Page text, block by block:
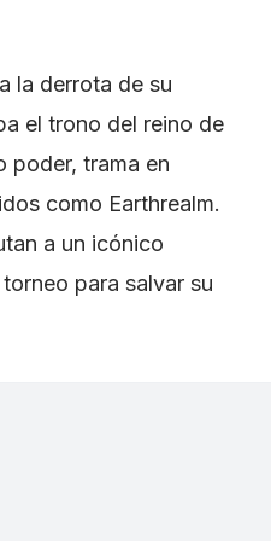
la derrota de su
el trono del reino de
poder, trama en
como Earthrealm.
a un icónico
para salvar su